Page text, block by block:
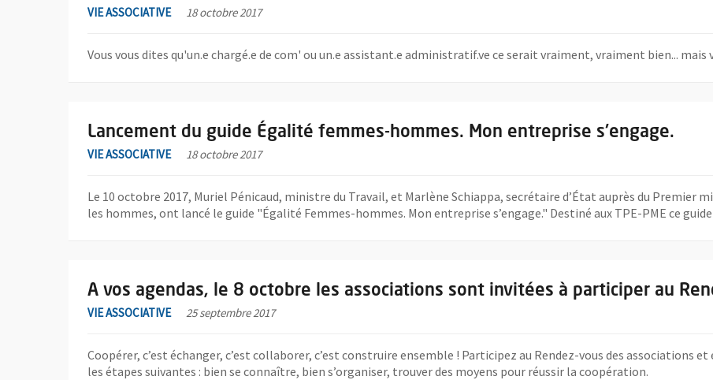
VIE ASSOCIATIVE 18 octobre 2017
Vous vous dites qu'un.e chargé.e de com' ou un.e assistant.e administratif.ve ce serait vraiment, vraiment bien... mais
Lancement du guide Égalité femmes-hommes. Mon entreprise s'engage.
VIE ASSOCIATIVE 18 octobre 2017
Le 10 octobre 2017, Muriel Pénicaud, ministre du Travail, et Marlène Schiappa, secrétaire d’État auprès du Premier
les hommes, ont lancé le guide "Égalité Femmes-hommes. Mon entreprise s’engage." Destiné aux TPE-PME ce
A vos agendas, le 8 octobre les associations sont invitées à participer au
VIE ASSOCIATIVE 25 septembre 2017
Coopérer, c’est échanger, c’est collaborer, c’est construire ensemble ! Participez au Rendez-vous des associations
les étapes suivantes : bien se connaître, bien s’organiser, trouver des moyens pour réussir la coopération.